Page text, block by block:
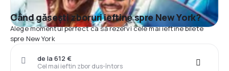
Când găsești zboruri ieftine spre New York?
Alege momentul perfect ca să rezervi cele mai ieftine bilete
spre New York
Cel mai ieftin zbor dus-întors
de la 612 €